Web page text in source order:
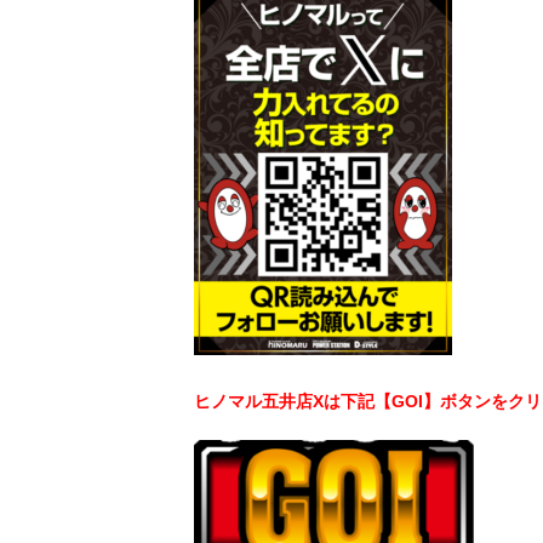
ヒノマル五井店Xは下記【GOI】ボタンをク